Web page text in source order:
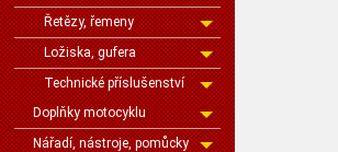
Řetězy, řemeny
Ložiska, gufera
Technické příslušenství
Doplňky motocyklu
Nářadí, nástroje, pomůcky